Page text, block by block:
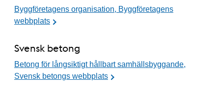
Byggföretagens organisation, Byggföretagens
webbplats
Svensk betong
Betong för långsiktigt hållbart samhällsbyggande,
Svensk betongs webbplats